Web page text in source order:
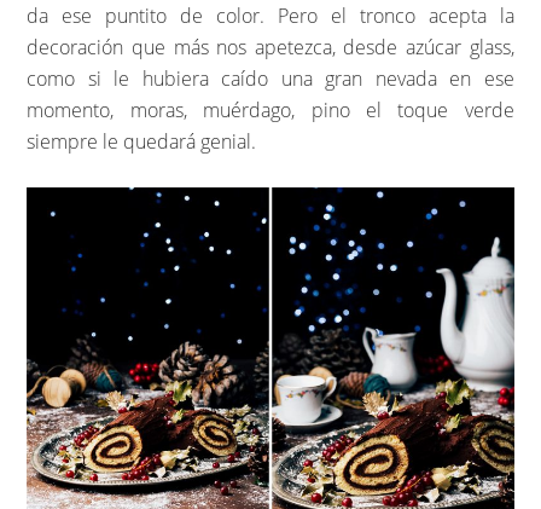
da ese puntito de color. Pero el tronco acepta la
decoración que más nos apetezca, desde azúcar glass,
como si le hubiera caído una gran nevada en ese
momento, moras, muérdago, pino el toque verde
siempre le quedará genial.